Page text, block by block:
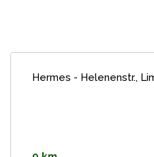
Hermes - Helenenstr.,